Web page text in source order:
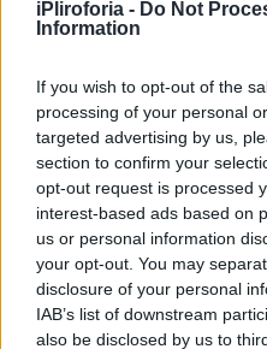
iPliroforia - Do Not
Information
If you wish to opt-out of the
processing of your personal
targeted advertising by us,
section to confirm your
opt-out request is processed
interest-based ads based on
us or personal information
your opt-out. You may
disclosure of your personal
IAB’s list of downstream
also be disclosed by us to
ΕΛΛΑΔΑ
Συγκλονίζει
«Οι πολιτικοί
τους ανθρώπους
εκατομμύρια»